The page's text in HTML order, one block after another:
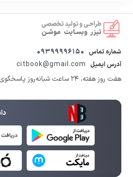
شماره تماس 09399996150
آدرس ایمیل citbook@gmail.com
هفت روز هفته، ۲۴ ساعت شبانه‌روز پاسخگوی شما هستیم.